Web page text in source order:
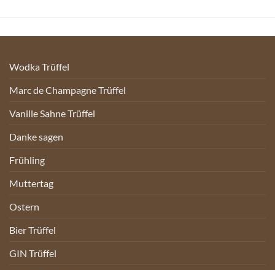
Wodka Trüffel
Marc de Champagne Trüffel
Vanille Sahne Trüffel
Danke sagen
Frühling
Muttertag
Ostern
Bier Trüffel
GIN Trüffel